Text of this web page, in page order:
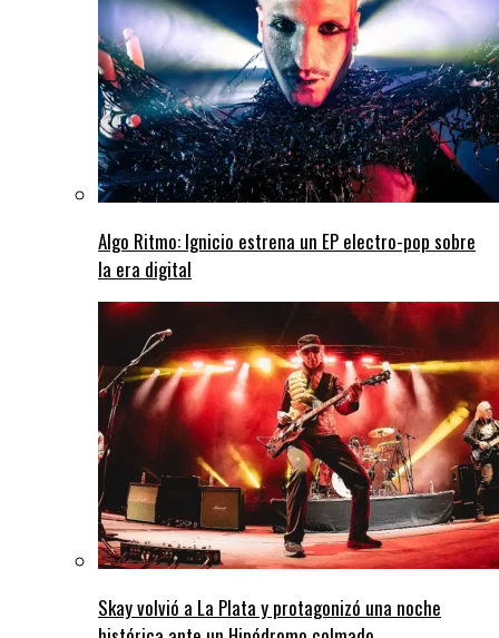
Algo Ritmo: Ignicio estrena un EP electro-pop sobre
la era digital
Skay volvió a La Plata y protagonizó una noche